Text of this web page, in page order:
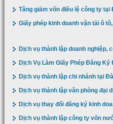
Tăng giảm vốn điều lệ công ty tại
Giấy phép kinh doanh vận tải ô
Dịch vụ thành lập doanh nghiệp,
Dịch Vụ Làm Giấy Phép Đăng Ký
Dịch vụ thành lập chi nhánh tại
Dịch vụ thành lập văn phòng đại
Dịch vụ thay đổi đăng ký kinh
Dịch vụ thành lập công ty vốn